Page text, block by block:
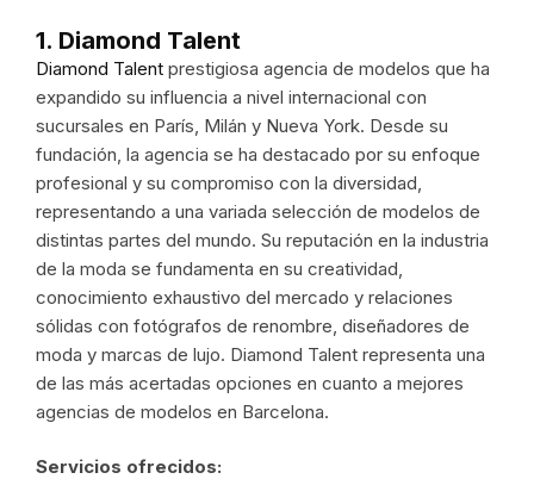
1. Diamond Talent
Diamond Talent prestigiosa agencia de modelos que ha
expandido su influencia a nivel internacional con
sucursales en París, Milán y Nueva York. Desde su
fundación, la agencia se ha destacado por su enfoque
profesional y su compromiso con la diversidad,
representando a una variada selección de modelos de
distintas partes del mundo. Su reputación en la industria
de la moda se fundamenta en su creatividad,
conocimiento exhaustivo del mercado y relaciones
sólidas con fotógrafos de renombre, diseñadores de
moda y marcas de lujo. Diamond Talent representa una
de las más acertadas opciones en cuanto a mejores
agencias de modelos en Barcelona.
Servicios ofrecidos: